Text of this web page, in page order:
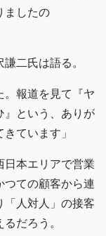
ましたの
二氏は語る。
。報道を見て『ヤ
』という、ありが
ています」
日本エリアで営業
つての顧客から連
「人対人」の接客
だろう。